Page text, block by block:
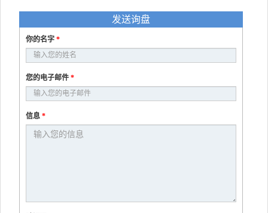
发送询盘
你的名字 *
您的电子邮件 *
信息 *